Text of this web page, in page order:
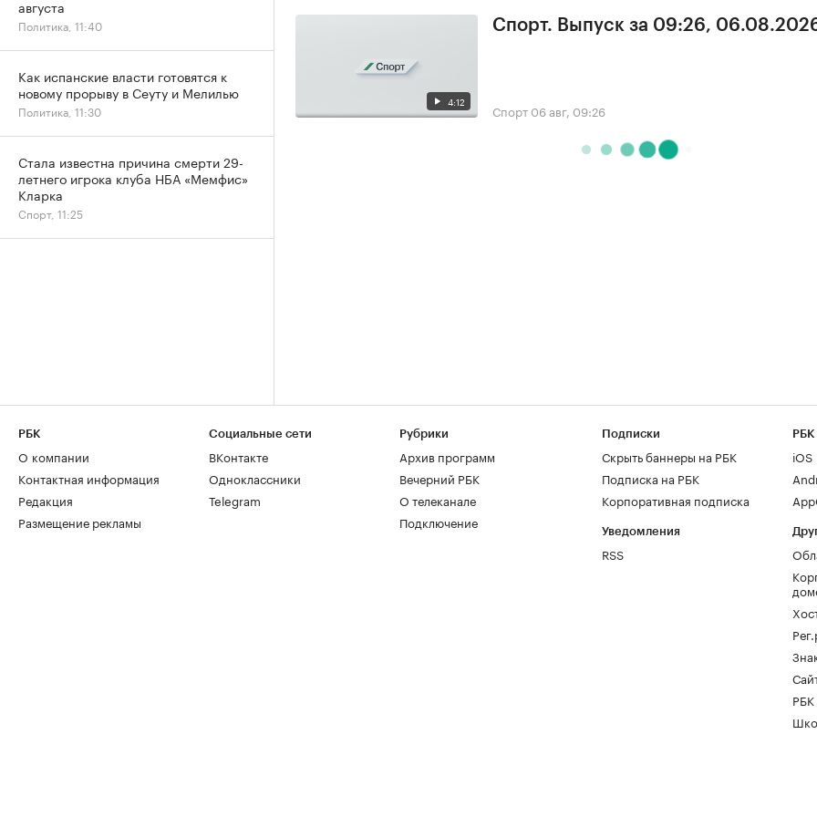
4:12
Спорт. Выпуск за 09:26,
Спорт 06 авг, 09:26
августа
Политика, 11:40
Как испанские власти готовятся к
новому прорыву в Сеуту и Мелилью
Политика, 11:30
Стала известна причина смерти 29-
летнего игрока клуба НБА «Мемфис»
Кларка
Спорт, 11:25
РБК
О компании
Контактная информация
Редакция
Размещение рекламы
Социальные сети
ВКонтакте
Одноклассники
Telegram
Рубрики
Архив программ
Вечерний РБК
О телеканале
Подключение
Подписки
Скрыть баннеры на РБК
Подписка на РБК
Корпоративная подписка
Уведомления
RSS
РБК
iOS